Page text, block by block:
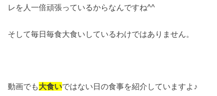
レを人一倍頑張っているからなんですね^^
そして毎日毎食大食いしているわけではありません。
動画でも大食いではない日の食事を紹介していますよ♪